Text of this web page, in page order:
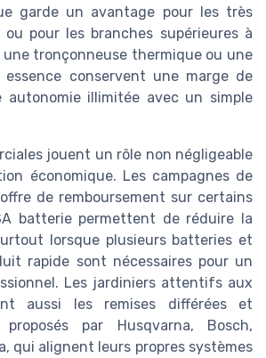
garde un avantage pour les très
ou pour les branches supérieures à
tronçonneuse thermique ou une
essence conservent une marge de
autonomie illimitée avec un simple
jouent un rôle non négligeable
économique. Les campagnes de
de remboursement sur certains
batterie permettent de réduire la
lorsque plusieurs batteries et
rapide sont nécessaires pour un
Les jardiniers attentifs aux
aussi les remises différées et
proposés par Husqvarna, Bosch,
qui alignent leurs propres systèmes